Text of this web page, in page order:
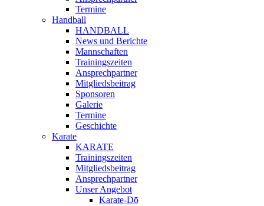
Termine
Handball
HANDBALL
News und Berichte
Mannschaften
Trainingszeiten
Ansprechpartner
Mitgliedsbeitrag
Sponsoren
Galerie
Termine
Geschichte
Karate
KARATE
Trainingszeiten
Mitgliedsbeitrag
Ansprechpartner
Unser Angebot
Karate-Dō